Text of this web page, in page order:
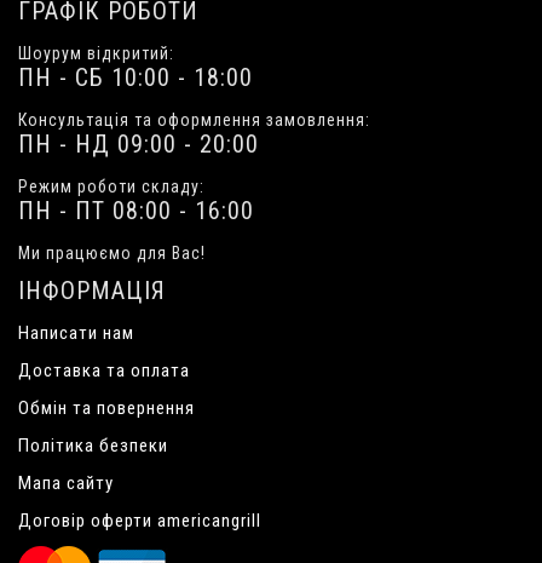
ГРАФІК РОБОТИ
Шоурум відкритий:
ПН - СБ 10:00 - 18:00
Консультація та оформлення замовлення:
ПН - НД 09:00 - 20:00
Режим роботи складу:
ПН - ПТ 08:00 - 16:00
Ми працюємо для Вас!
ІНФОРМАЦІЯ
Написати нам
Доставка та оплата
Обмін та повернення
Політика безпеки
Мапа сайту
Договір оферти americangrill